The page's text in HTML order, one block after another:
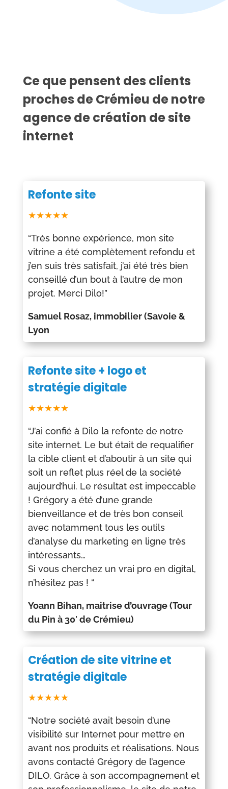
Ce que pensent des clients
proches de Crémieu de notre
agence de création de site
internet
Refonte site
★★★★★
“Très bonne expérience, mon site
vitrine a été complètement refondu et
j’en suis très satisfait, j’ai été très bien
conseillé d’un bout à l’autre de mon
projet. Merci Dilo!”
Samuel Rosaz, immobilier (Savoie &
Lyon
Refonte site + logo et
stratégie digitale
★★★★★
“J’ai confié à Dilo la refonte de notre
site internet. Le but était de requalifier
la cible client et d’aboutir à un site qui
soit un reflet plus réel de la société
aujourd’hui. Le résultat est impeccable
! Grégory a été d’une grande
bienveillance et de très bon conseil
avec notamment tous les outils
d’analyse du marketing en ligne très
intéressants…
Si vous cherchez un vrai pro en digital,
n’hésitez pas ! “
Yoann Bihan, maitrise d’ouvrage (Tour
du Pin à 30′ de Crémieu)
Création de site vitrine et
stratégie digitale
★★★★★
“Notre société avait besoin d’une
visibilité sur Internet pour mettre en
avant nos produits et réalisations. Nous
avons contacté Grégory de l’agence
DILO. Grâce à son accompagnement et